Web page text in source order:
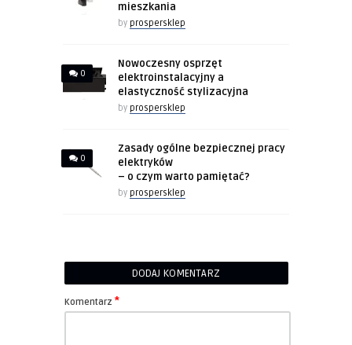
mieszkania
by prospersklep
0
Nowoczesny osprzęt
elektroinstalacyjny a
elastyczność stylizacyjna
by prospersklep
0
Zasady ogólne bezpiecznej pracy
elektryków
– o czym warto pamiętać?
by prospersklep
DODAJ KOMENTARZ
Komentarz *